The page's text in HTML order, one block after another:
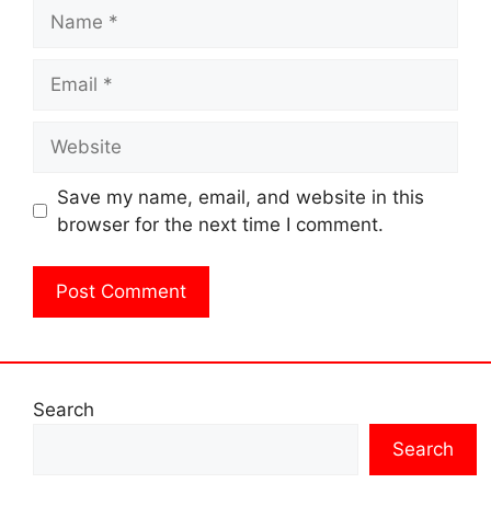
Save my name, email, and website in this
browser for the next time I comment.
Search
Search